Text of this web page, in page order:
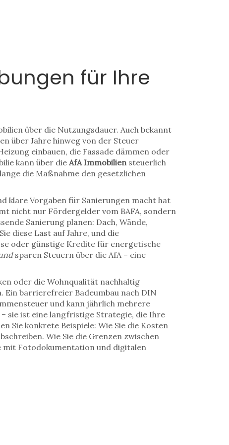
für Ihre
über die Nutzungsdauer. Auch bekannt
über Jahre hinweg von der Steuer
einbauen, die Fassade dämmen oder
kann über die AfA Immobiliensteuerlich
die Maßnahme den gesetzlichen
klare Vorgaben für Sanierungen macht hat
nicht nur Fördergelder vom BAFA, sondern
Sanierung planen: Dach, Wände,
diese Last auf Jahre, und die
oder günstige Kredite für energetische
sparen Steuern über die AfA – eine
oder die Wohnqualität nachhaltig
Ein barrierefreier Badeumbau nach DIN
und kann jährlich mehrere
sie ist eine langfristige Strategie, die Ihre
Sie konkrete Beispiele: Wie Sie die Kosten
Wie Sie die Grenzen zwischen
mit Fotodokumentation und digitalen